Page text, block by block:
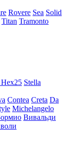
Rovere Sea Solid
Titan Tramonto
Stella
Contea Creta Da
Michelangelo
Вивальди